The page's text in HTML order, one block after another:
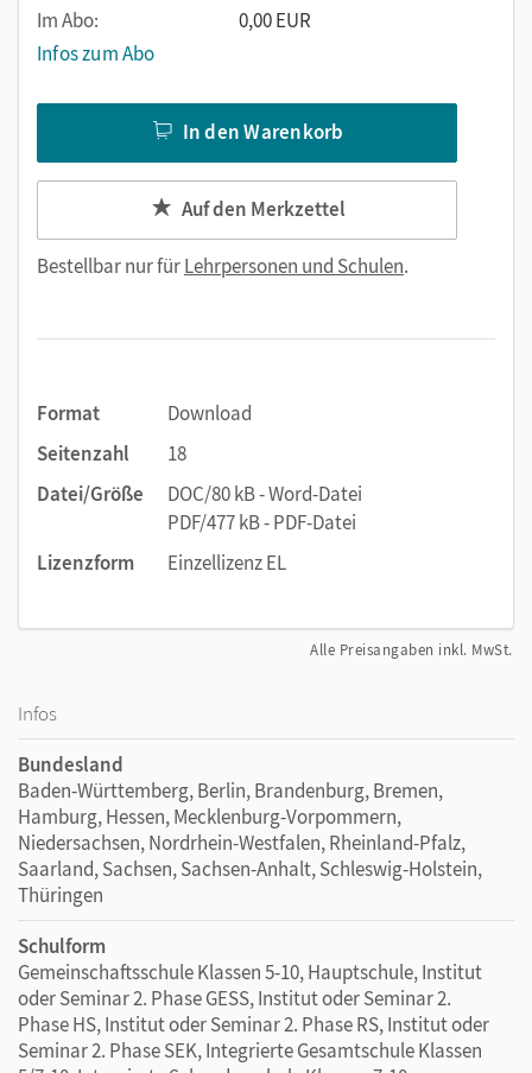
Im Abo:
0,00 EUR
Infos zum Abo
In den Warenkorb
Auf den Merkzettel
Bestellbar nur fürLehrpersonen und Schulen.
Format
Download
Seitenzahl
18
Datei/Größe
DOC/80 kB - Word-Datei
PDF/477 kB - PDF-Datei
Lizenzform
Einzellizenz EL
Alle Preisangaben inkl. MwSt.
Infos
Bundesland
Baden-Württemberg, Berlin, Brandenburg, Bremen,
Hamburg, Hessen, Mecklenburg-Vorpommern,
Niedersachsen, Nordrhein-Westfalen, Rheinland-Pfalz,
Saarland, Sachsen, Sachsen-Anhalt, Schleswig-Holstein,
Thüringen
Schulform
Gemeinschaftsschule Klassen 5-10, Hauptschule, Institut
oder Seminar 2. Phase GESS, Institut oder Seminar 2.
Phase HS, Institut oder Seminar 2. Phase RS, Institut oder
Seminar 2. Phase SEK, Integrierte Gesamtschule Klassen